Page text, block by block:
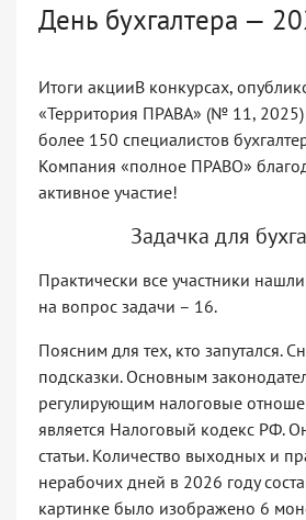
День бухгалтера —
Итоги акцииВ конкурсах,
«Территория ПРАВА» (№ 11, 2025)
более 150 специалистов
Компания «полное ПРАВО»
активное участие!
Задачка для
Практически все участники
на вопрос задачи – 16.
Поясним для тех, кто запутался.
подсказки. Основным
регулирующим налоговые
является Налоговый кодекс РФ.
статьи. Количество выходных и
нерабочих дней в 2026 году
картинке было изображено 6